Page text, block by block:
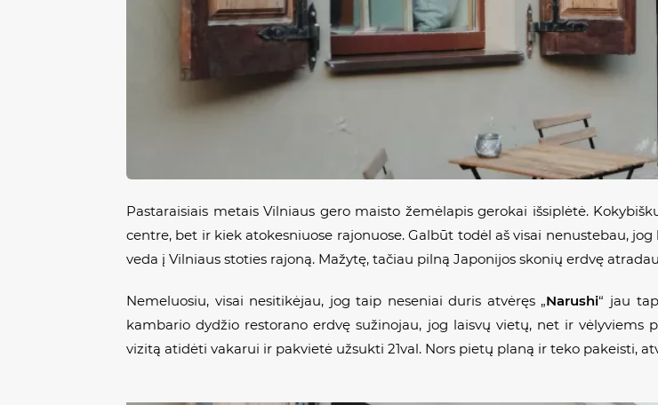
Pastaraisiais metais Vilniaus gero maisto žemėlapis gerokai išsiplėtė.
centre, bet ir kiek atokesniuose rajonuose. Galbūt todėl aš visai nenustebau,
veda į Vilniaus stoties rajoną. Mažytę, tačiau pilną Japonijos skonių erdvę
Nemeluosiu, visai nesitikėjau, jog taip neseniai duris atvėręs „Narushi“ jau
kambario dydžio restorano erdvę sužinojau, jog laisvų vietų, net ir
vizitą atidėti vakarui ir pakvietė užsukti 21val. Nors pietų planą ir teko pakeisti,